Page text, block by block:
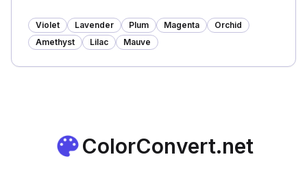
Violet Lavender Plum Magenta
Orchid
Amethyst
Lilac Mauve
ColorConvert.net